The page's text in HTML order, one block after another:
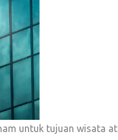
untuk tujuan wisata